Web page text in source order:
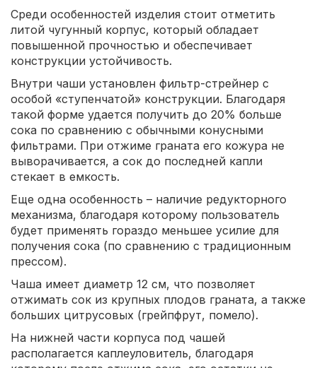
Среди особенностей изделия стоит отметить
литой чугунный корпус, который обладает
повышенной прочностью и обеспечивает
конструкции устойчивость.
Внутри чаши установлен фильтр-стрейнер с
особой «ступенчатой» конструкции. Благодаря
такой форме удается получить до 20% больше
сока по сравнению с обычными конусными
фильтрами. При отжиме граната его кожура не
выворачивается, а сок до последней капли
стекает в емкость.
Еще одна особенность – наличие редукторного
механизма, благодаря которому пользователь
будет применять гораздо меньшее усилие для
получения сока (по сравнению с традиционным
прессом).
Чаша имеет диаметр 12 см, что позволяет
отжимать сок из крупных плодов граната, а также
больших цитрусовых (грейпфрут, помело).
На нижней части корпуса под чашей
располагается каплеуловитель, благодаря